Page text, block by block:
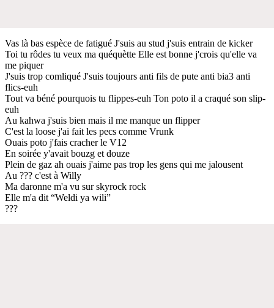
Vas là bas espèce de fatigué J'suis au stud j'suis entrain de kicker
Toi tu rôdes tu veux ma quéquètte Elle est bonne j'crois qu'elle va
me piquer
J'suis trop comliqué J'suis toujours anti fils de pute anti bia3 anti
flics-euh
Tout va béné pourquois tu flippes-euh Ton poto il a craqué son slip-
euh
Au kahwa j'suis bien mais il me manque un flipper
C'est la loose j'ai fait les pecs comme Vrunk
Ouais poto j'fais cracher le V12
En soirée y'avait bouzg et douze
Plein de gaz ah ouais j'aime pas trop les gens qui me jalousent
Au ??? c'est à Willy
Ma daronne m'a vu sur skyrock rock
Elle m'a dit “Weldi ya wili”
???